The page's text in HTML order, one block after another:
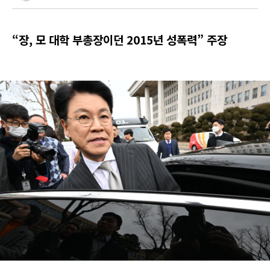
“장, 모 대학 부총장이던 2015년 성폭력” 주장